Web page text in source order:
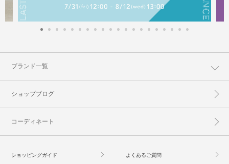
ブランド一覧
ショップブログ
コーディネート
ショッピングガイド よくあるご質問